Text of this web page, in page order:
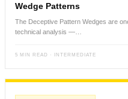
Wedge Patterns
The Deceptive Pattern Wedges are
technical analysis —…
5 MIN READ · INTERMEDIATE